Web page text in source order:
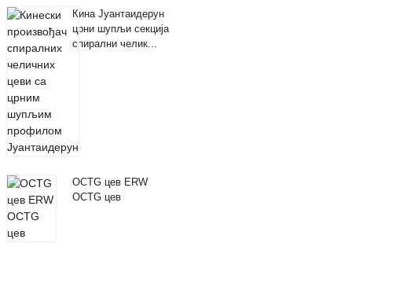
Кина Јуантаидерун
црни шупљи секција
спирални челик...
OCTG цев ERW
OCTG цев